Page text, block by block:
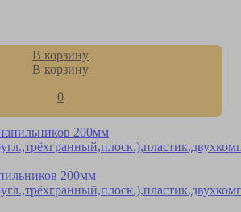
В корзину
В корзину
0
200мм